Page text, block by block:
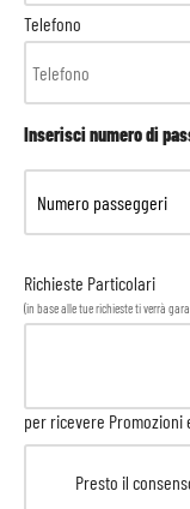
Telefono
Inserisci numero di
Richieste Particolari
(in base alle tue richieste ti verrà
per ricevere Promozioni
Presto il